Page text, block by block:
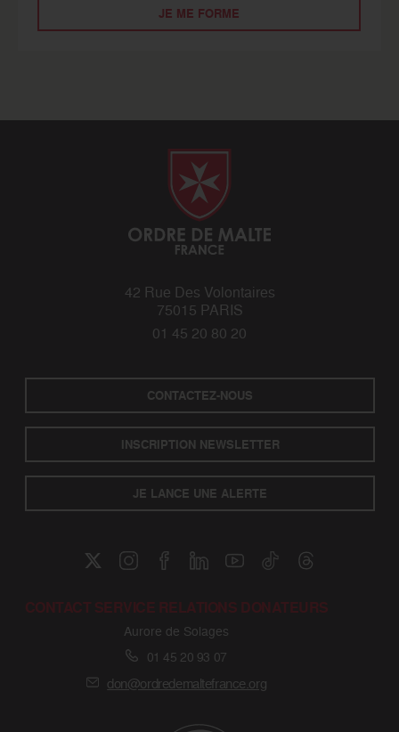
JE ME FORME
42 Rue Des Volontaires
75015 PARIS
01 45 20 80 20
CONTACTEZ-NOUS
INSCRIPTION NEWSLETTER
JE LANCE UNE ALERTE
CONTACT SERVICE RELATIONS DONATEURS
Aurore de Solages
01 45 20 93 07
don@ordredemaltefrance.org